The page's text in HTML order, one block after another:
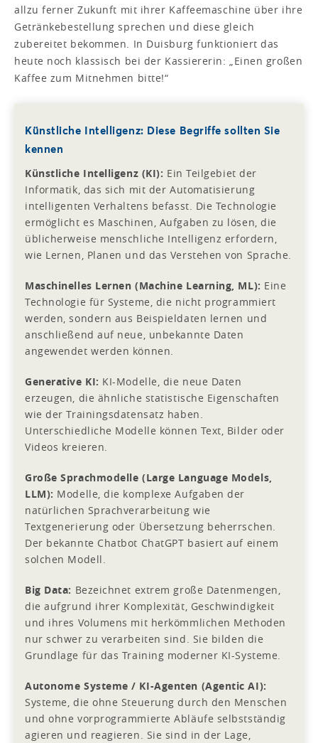
allzu ferner Zukunft mit ihrer Kaffeemaschine über ihre
Getränkebestellung sprechen und diese gleich
zubereitet bekommen. In Duisburg funktioniert das
heute noch klassisch bei der Kassiererin: „Einen großen
Kaffee zum Mitnehmen bitte!“
Künstliche Intelligenz: Diese Begriffe sollten Sie
kennen
Künstliche Intelligenz (KI): Ein Teilgebiet der
Informatik, das sich mit der Automatisierung
intelligenten Verhaltens befasst. Die Technologie
ermöglicht es Maschinen, Aufgaben zu lösen, die
üblicherweise menschliche Intelligenz erfordern,
wie Lernen, Planen und das Verstehen von Sprache.
Maschinelles Lernen (Machine Learning, ML): Eine
Technologie für Systeme, die nicht programmiert
werden, sondern aus Beispieldaten lernen und
anschließend auf neue, unbekannte Daten
angewendet werden können.
Generative KI: KI-Modelle, die neue Daten
erzeugen, die ähnliche statistische Eigenschaften
wie der Trainingsdatensatz haben.
Unterschiedliche Modelle können Text, Bilder oder
Videos kreieren.
Große Sprachmodelle (Large Language Models,
LLM): Modelle, die komplexe Aufgaben der
natürlichen Sprachverarbeitung wie
Textgenerierung oder Übersetzung beherrschen.
Der bekannte Chatbot ChatGPT basiert auf einem
solchen Modell.
Big Data: Bezeichnet extrem große Datenmengen,
die aufgrund ihrer Komplexität, Geschwindigkeit
und ihres Volumens mit herkömmlichen Methoden
nur schwer zu verarbeiten sind. Sie bilden die
Grundlage für das Training moderner KI-Systeme.
Autonome Systeme / KI-Agenten (Agentic AI):
Systeme, die ohne Steuerung durch den Menschen
und ohne vorprogrammierte Abläufe selbstständig
agieren und reagieren. Sie sind in der Lage,